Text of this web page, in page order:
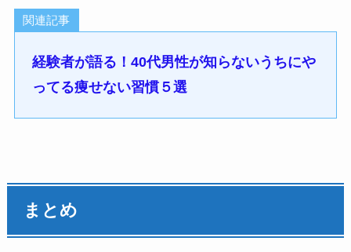
関連記事
経験者が語る！40代男性が知らないうちにや
ってる痩せない習慣５選
まとめ